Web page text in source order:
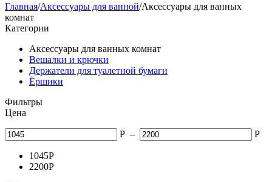
Главная/Аксессуары для ванной/Аксессуары для ванных
комнат
Категории
Аксессуары для ванных комнат
Вешалки и крючки
Держатели для туалетной бумаги
Ёршики
Фильтры
Цена
Р – Р
1045Р
2200Р